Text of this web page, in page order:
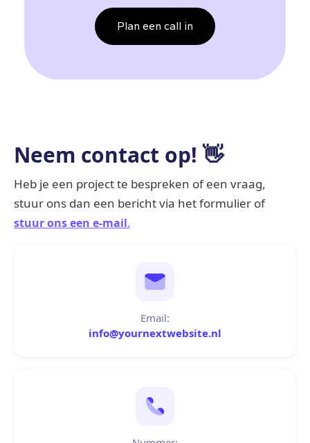
Plan een call in
Neem contact op! 👋
Heb je een project te bespreken of een vraag,
stuur ons dan een bericht via het formulier of
stuur ons een e-mail.
Email:
info@yournextwebsite.nl